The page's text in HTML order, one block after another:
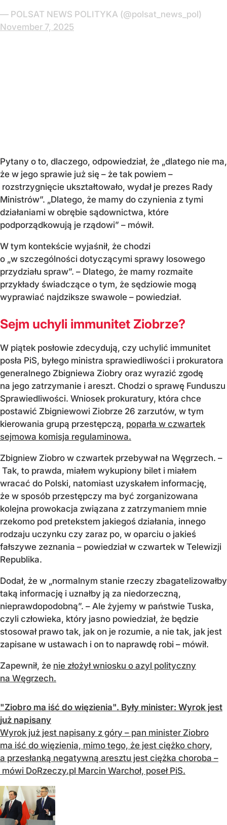
— POLSAT NEWS POLITYKA (@polsat_news_pol)
November 7, 2025
Pytany o to, dlaczego, odpowiedział, że „dlatego nie ma,
że w jego sprawie już się – że tak powiem –
rozstrzygnięcie ukształtowało, wydał je prezes Rady
Ministrów”. „Dlatego, że mamy do czynienia z tymi
działaniami w obrębie sądownictwa, które
podporządkowują je rządowi” – mówił.
W tym kontekście wyjaśnił, że chodzi
o „w szczególności dotyczącymi sprawy losowego
przydziału spraw”. – Dlatego, że mamy rozmaite
przykłady świadczące o tym, że sędziowie mogą
wyprawiać najdziksze swawole – powiedział.
Sejm uchyli immunitet Ziobrze?
W piątek posłowie zdecydują, czy uchylić immunitet
posła PiS, byłego ministra sprawiedliwości i prokuratora
generalnego Zbigniewa Ziobry oraz wyrazić zgodę
na jego zatrzymanie i areszt. Chodzi o sprawę Funduszu
Sprawiedliwości. Wniosek prokuratury, która chce
postawić Zbigniewowi Ziobrze 26 zarzutów, w tym
kierowania grupą przestępczą, poparła w czwartek
sejmowa komisja regulaminowa.
Zbigniew Ziobro w czwartek przebywał na Węgrzech. –
Tak, to prawda, miałem wykupiony bilet i miałem
wracać do Polski, natomiast uzyskałem informację,
że w sposób przestępczy ma być zorganizowana
kolejna prowokacja związana z zatrzymaniem mnie
rzekomo pod pretekstem jakiegoś działania, innego
rodzaju uczynku czy zaraz po, w oparciu o jakieś
fałszywe zeznania – powiedział w czwartek w Telewizji
Republika.
Dodał, że w „normalnym stanie rzeczy zbagatelizowałby
taką informację i uznałby ją za niedorzeczną,
nieprawdopodobną”. – Ale żyjemy w państwie Tuska,
czyli człowieka, który jasno powiedział, że będzie
stosował prawo tak, jak on je rozumie, a nie tak, jak jest
zapisane w ustawach i on to naprawdę robi – mówił.
Zapewnił, że nie złożył wniosku o azyl polityczny
na Węgrzech.
"Ziobro ma iść do więzienia". Były minister: Wyrok jest
już napisany
Wyrok już jest napisany z góry – pan minister Ziobro
ma iść do więzienia, mimo tego, że jest ciężko chory,
a przesłanką negatywną aresztu jest ciężka choroba –
mówi DoRzeczy.pl Marcin Warchoł, poseł PiS.